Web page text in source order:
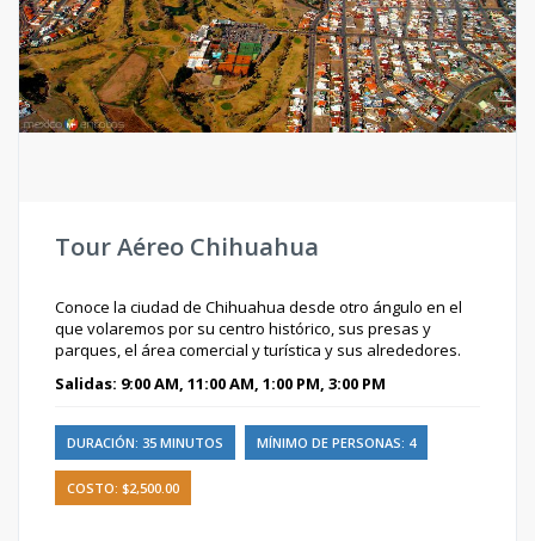
Tour Aéreo Chihuahua
Conoce la ciudad de Chihuahua desde otro ángulo en el
que volaremos por su centro histórico, sus presas y
parques, el área comercial y turística y sus alrededores.
Salidas: 9:00 AM, 11:00 AM, 1:00 PM, 3:00 PM
DURACIÓN: 35 MINUTOS MÍNIMO DE PERSONAS: 4
COSTO: $2,500.00